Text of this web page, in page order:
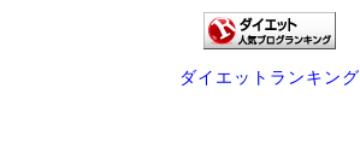
ダイエットランキング